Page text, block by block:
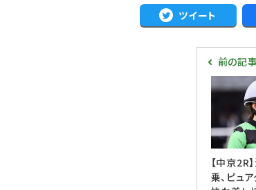
ツイート
前の記事
【中京2R
乗、ピュ